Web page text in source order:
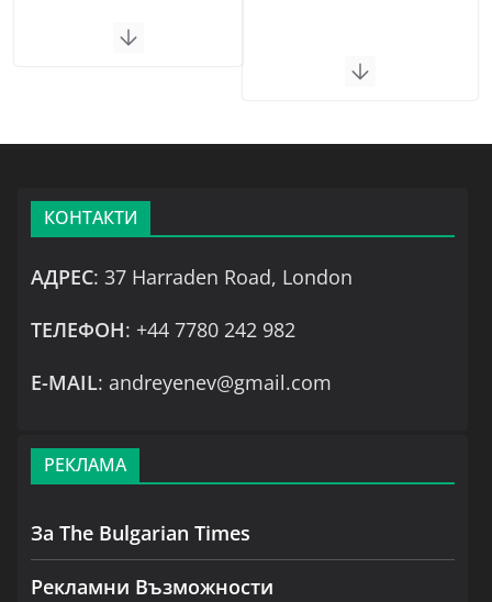
КОНТАКТИ
АДРЕС: 37 Harraden Road, London
ТЕЛЕФОН: +44 7780 242 982
Е-MAIL: andreyenev@gmail.com
РЕКЛАМА
За The Bulgarian Times
Рекламни Възможности